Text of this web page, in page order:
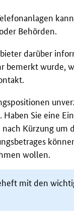
Behörden.
darüber
bemerkt wurde,
Sie eine
Kürzung um
wollen.
heft mit den